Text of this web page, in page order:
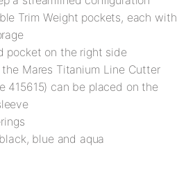
Trim Weight pockets, each with
pocket on the right side
Mares Titanium Line Cutter
415615) can be placed on the
blue and aqua